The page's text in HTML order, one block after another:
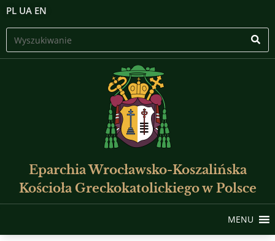
PL UA EN
Eparchia Wrocławsko-Koszalińska
Kościoła Greckokatolickiego w Polsce
MENU